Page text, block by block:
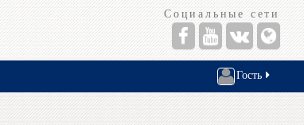
Социальные сети
Гость